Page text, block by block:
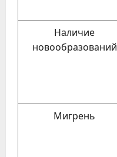
Наличие
новообразований
Мигрень